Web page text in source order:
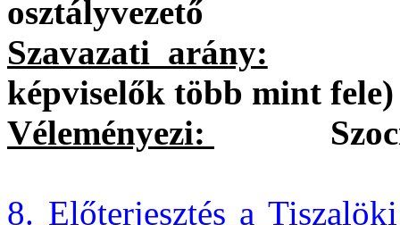
osztályvezető
Szavazati arány:
képviselők több mint fele)
Véleményezi:
8. Előterjesztés a